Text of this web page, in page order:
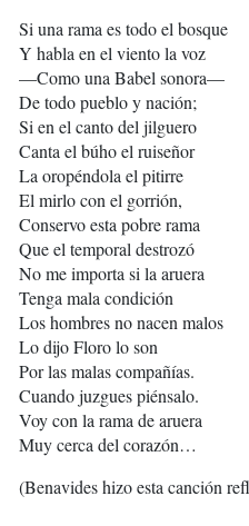
Si una rama es todo el bosque
Y habla en el viento la voz
—Como una Babel sonora—
De todo pueblo y nación;
Si en el canto del jilguero
Canta el búho el ruiseñor
La oropéndola el pitirre
El mirlo con el gorrión,
Conservo esta pobre rama
Que el temporal destrozó
No me importa si la aruera
Tenga mala condición
Los hombres no nacen malos
Lo dijo Floro lo son
Por las malas compañías.
Cuando juzgues piénsalo.
Voy con la rama de aruera
Muy cerca del corazón…
(Benavides hizo esta canción